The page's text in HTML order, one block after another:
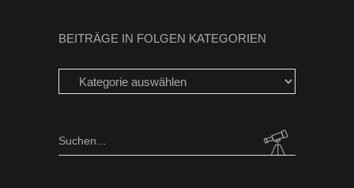
BEITRÄGE IN FOLGEN KATEGORIEN
Beiträge
in
Kategorien
Search